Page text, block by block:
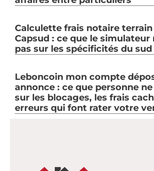
Calculette frais notaire
Capsud : ce que le simulateur
pas sur les spécificités du sud
Leboncoin mon compte
annonce : ce que personne
sur les blocages, les frais
erreurs qui font rater votre